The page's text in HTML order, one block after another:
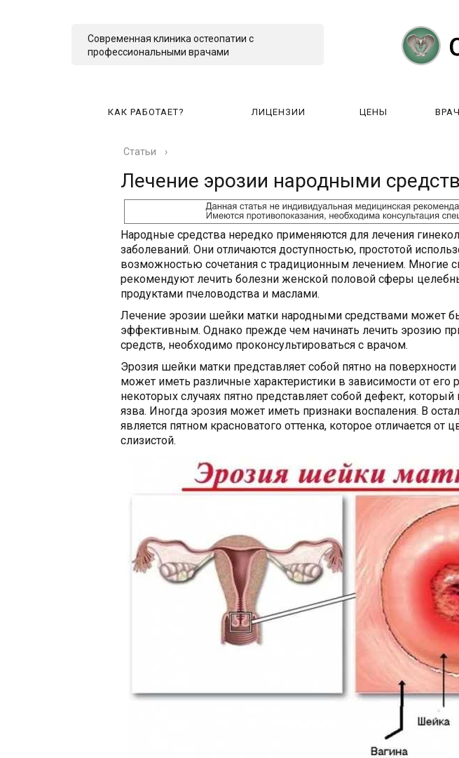
Современная клиника остеопатии с
профессиональными врачами
КАК РАБОТАЕТ? ЛИЦЕНЗИИ ЦЕНЫ
Статьи ›
Лечение эрозии народными
Народные средства нередко применяются для лечения
заболеваний. Они отличаются доступностью, простотой
возможностью сочетания с традиционным лечением. Многие
рекомендуют лечить болезни женской половой сферы
продуктами пчеловодства и маслами.
Лечение эрозии шейки матки народными средствами может
эффективным. Однако прежде чем начинать лечить эрозию
средств, необходимо проконсультироваться с врачом.
Эрозия шейки матки представляет собой пятно на поверхности
может иметь различные характеристики в зависимости от его
некоторых случаях пятно представляет собой дефект,
язва. Иногда эрозия может иметь признаки воспаления. В
является пятном красноватого оттенка, которое отличается от
слизистой.